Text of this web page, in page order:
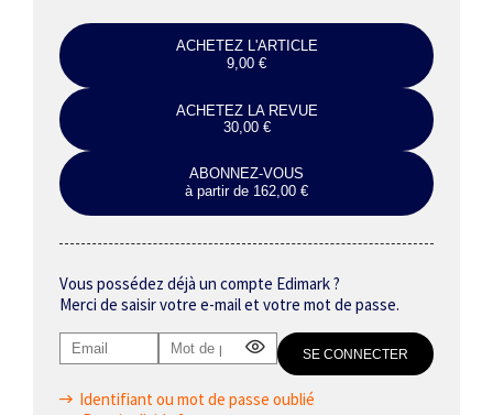
ACHETEZ L'ARTICLE
9,00 €
ACHETEZ LA REVUE
30,00 €
ABONNEZ-VOUS
à partir de 162,00 €
Vous possédez déjà un compte Edimark ?
Merci de saisir votre e-mail et votre mot de passe.
Identifiant ou mot de passe oublié